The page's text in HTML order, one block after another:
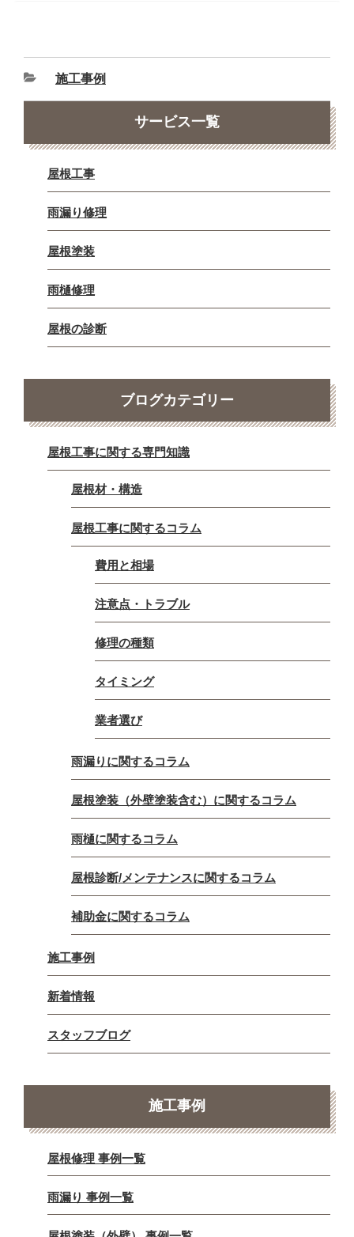
施工事例
サービス一覧
屋根工事
雨漏り修理
屋根塗装
雨樋修理
屋根の診断
ブログカテゴリー
屋根工事に関する専門知識
屋根材・構造
屋根工事に関するコラム
費用と相場
注意点・トラブル
修理の種類
タイミング
業者選び
雨漏りに関するコラム
屋根塗装（外壁塗装含む）に関するコラム
雨樋に関するコラム
屋根診断/メンテナンスに関するコラム
補助金に関するコラム
施工事例
新着情報
スタッフブログ
施工事例
屋根修理 事例一覧
雨漏り 事例一覧